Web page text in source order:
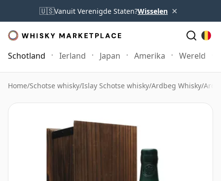
🇺🇸Vanuit Verenigde Staten?Wisselen ×
Schotland Ierland Japan Amerika Wereld
Home/Schotse whisky/Islay Schotse whisky/Ardbeg Whisky/